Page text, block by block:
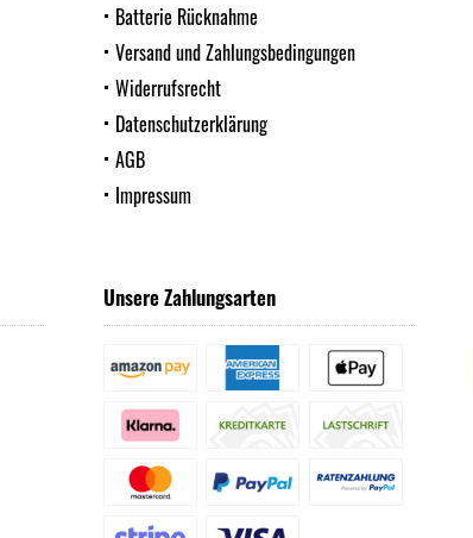
Batterie Rücknahme
Versand und Zahlungsbedingungen
Widerrufsrecht
Datenschutzerklärung
AGB
Impressum
Unsere Zahlungsarten